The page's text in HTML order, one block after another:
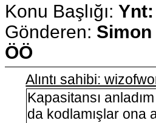
Konu Başlığı:
Gönderen: Simon
ÖÖ
Alıntı sahibi:
Kapasitansı
da kodlamışlar ona